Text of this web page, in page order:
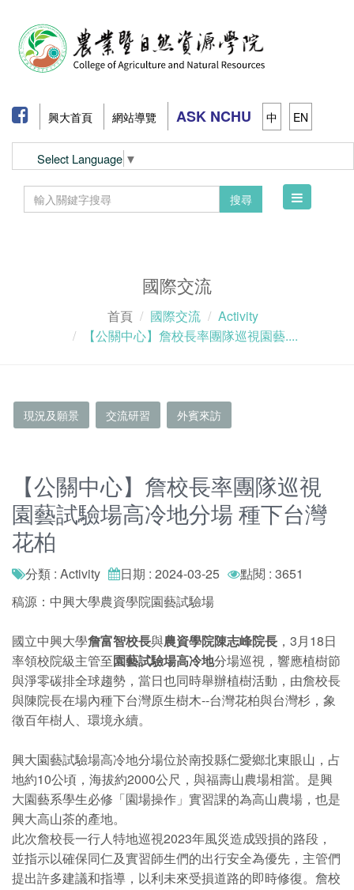
興大首頁 網站導覽 ASK NCHU 中 EN
Select Language ▼
搜尋
Toggle
國際交流
首頁 國際交流
Activity
【公關中心】詹校長率團隊巡視園藝....
現況及願景 交流研習 外賓來訪
【公關中心】詹校長率團隊巡視
園藝試驗場高冷地分場 種下台灣
花柏
分類 : Activity 日期 : 2024-03-25
點閱 : 3651
稿源：中興大學農資學院園藝試驗場
國立中興大學詹富智校長與農資學院陳志峰院長 ，3月18日
率領校院級主管至園藝試驗場高冷地分場巡視，響應植樹節
與淨零碳排全球趨勢，當日也同時舉辦植樹活動，由詹校長
與陳院長在場內種下台灣原生樹木--台灣花柏與台灣杉，象
徵百年樹人、環境永續。
興大園藝試驗場高冷地分場位於南投縣仁愛鄉北東眼山，占
地約10公頃，海拔約2000公尺，與福壽山農場相當。是興
大園藝系學生必修「園場操作」實習課的為高山農場，也是
興大高山茶的產地。
此次詹校長一行人特地巡視2023年風災造成毀損的路段，
並指示以確保同仁及實習師生們的出行安全為優先，主管們
提出許多建議和指導，以利未來受損道路的即時修復。詹校